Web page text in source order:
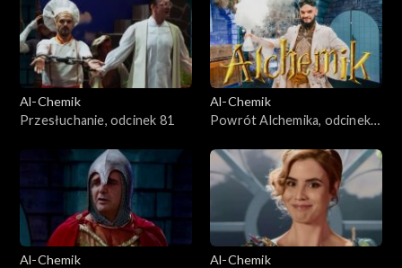
Al-Chemik
Przesłuchanie, odcinek 81
Al-Chemik
Powrót Alchemika, odcinek
Al-Chemik
Al-Chemik